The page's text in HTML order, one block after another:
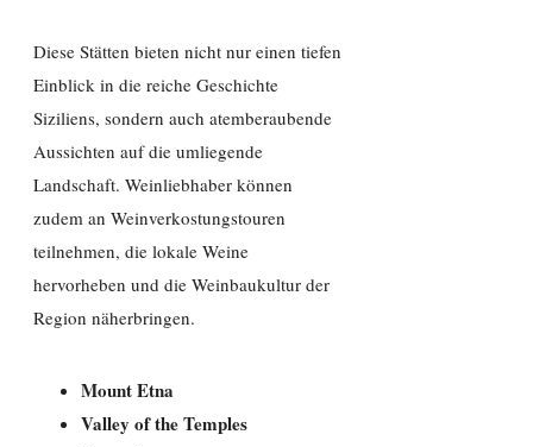
Diese Stätten bieten nicht nur einen tiefen
Einblick in die reiche Geschichte
Siziliens, sondern auch atemberaubende
Aussichten auf die umliegende
Landschaft. Weinliebhaber können
zudem an Weinverkostungstouren
teilnehmen, die lokale Weine
hervorheben und die Weinbaukultur der
Region näherbringen.
Mount Etna
Valley of the Temples